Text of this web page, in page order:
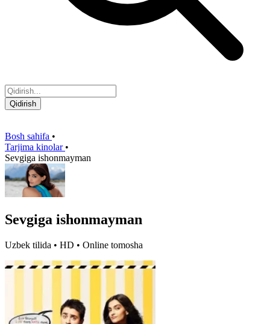
Qidirish
Bosh sahifa •
Tarjima kinolar •
Sevgiga ishonmayman
Sevgiga ishonmayman
Uzbek tilida • HD • Online tomosha